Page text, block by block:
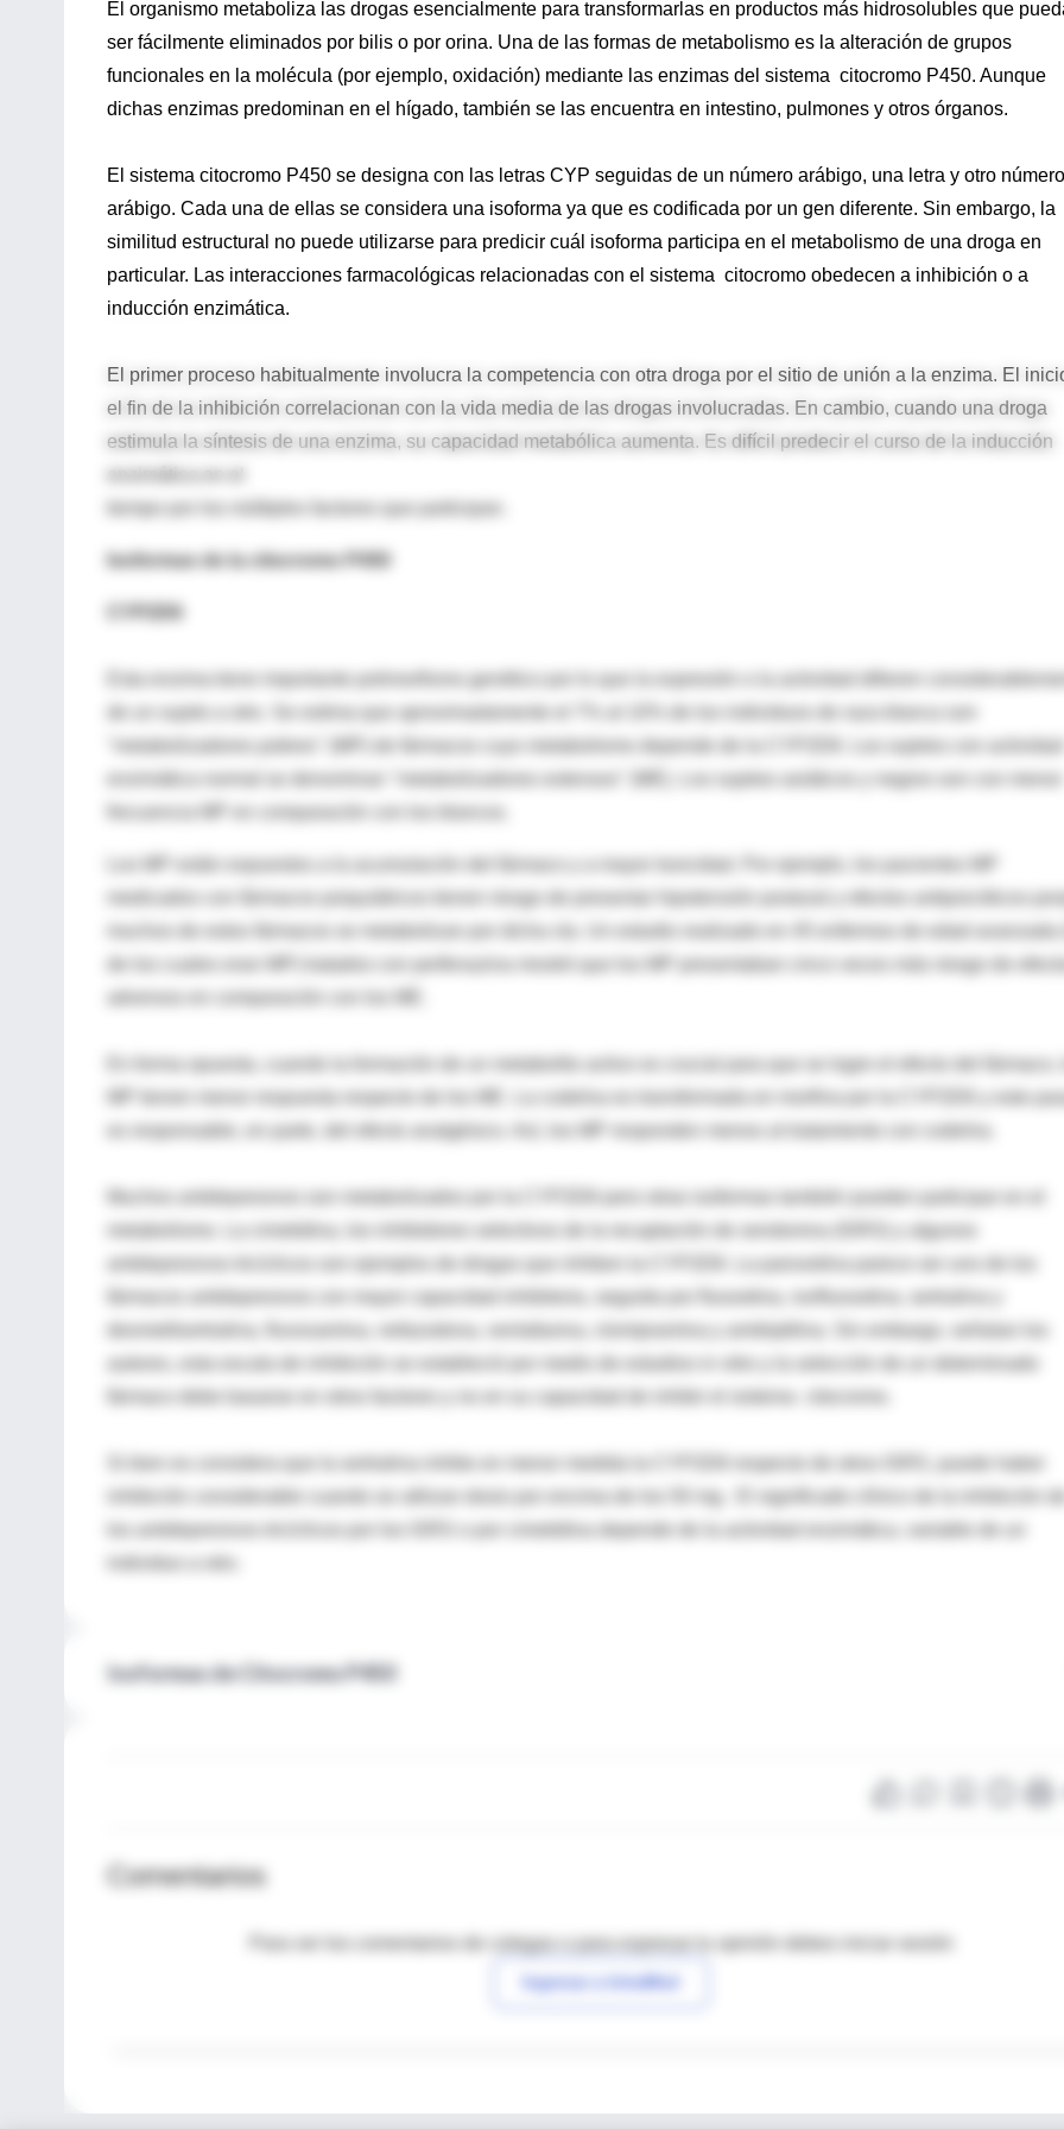
El organismo metaboliza las drogas esencialmente para transformarlas en productos más hidrosolubles que
ser fácilmente eliminados por bilis o por orina. Una de las formas de metabolismo es la alteración de grupos
funcionales en la molécula (por ejemplo, oxidación) mediante las enzimas del sistema citocromo P450. Aunque
dichas enzimas predominan en el hígado, también se las encuentra en intestino, pulmones y otros órganos.
El sistema citocromo P450 se designa con las letras CYP seguidas de un número arábigo, una letra y otro número
arábigo. Cada una de ellas se considera una isoforma ya que es codificada por un gen diferente. Sin embargo, la
similitud estructural no puede utilizarse para predicir cuál isoforma participa en el metabolismo de una droga en
particular. Las interacciones farmacológicas relacionadas con el sistema citocromo obedecen a inhibición o a
inducción enzimática.
El primer proceso habitualmente involucra la competencia con otra droga por el sitio de unión a la enzima. El
el fin de la inhibición correlacionan con la vida media de las drogas involucradas. En cambio, cuando una droga
estimula la síntesis de una enzima, su capacidad metabólica aumenta. Es difícil predecir el curso de la inducción
tiempo por los múltiples factores que participan.
Isoformas de la citocromo P450
Esta enzima tiene importante polimorfismo genético por lo que la expresión o la actividad difieren
de un sujeto a otro. Se estima que aproximadamente el 7% al 10% de los individuos de raza blanca son
"metabolizadores pobres" (MP) de fármacos cuyo metabolismo depende de la CYP2D6. Los sujetos con actividad
enzimática normal se denominan "metabolizadores extensos" (ME). Los sujetos asiáticos y negros son con menor
Los MP están expuestos a la acumulación del fármaco y a mayor toxicidad. Por ejemplo, los pacientes MP
medicados con fármacos psiquiátricos tienen riesgo de presentar hipotensión postural y efectos antipsicóticos
de los cuales eran MP) tratados con perfenazina mostró que los MP presentaban cinco veces más riesgo de
En forma opuesta, cuando la formación de un metabolito activo es crucial para que se logre el efecto del fármaco,
MP tienen menor respuesta respecto de los ME. La codeína es transformada en morfina por la CYP2D6 y este
es responsable, en parte, del efecto analgésico. Así, los MP responden menos al tratamiento con codeína.
metabolismo. La cimetidina, los inhibidores selectivos de la recaptación de serotonina (ISRS) y algunos
antidepresivos tricíclicos son ejemplos de drogas que inhiben la CYP2D6. La paroxetina parece ser uno de los
fármacos antidepresivos con mayor capacidad inhibitoria, seguida por fluoxetina, norfluoxetina, sertralina y
desmetilsertralina, fluvoxamina, nefazodona, venlafaxina, clomipramina y amitriptilina. Sin embargo, señalan los
fármaco debe basarse en otros factores y no en su capacidad de inhibir el sistema citocromo.
inhibición considerable cuando se utilizan dosis por encima de los 50 mg. El significado clínico de la inhibición de
los antidepresivos tricíclicos por los ISRS o por cimetidina depende de la actividad enzimática, variable de un
Isoformas de Citocromo P450
Comentarios
Para ver los comentarios de colegas o para expresar tu opinión debes iniciar sesión
Ingresar a IntraMed